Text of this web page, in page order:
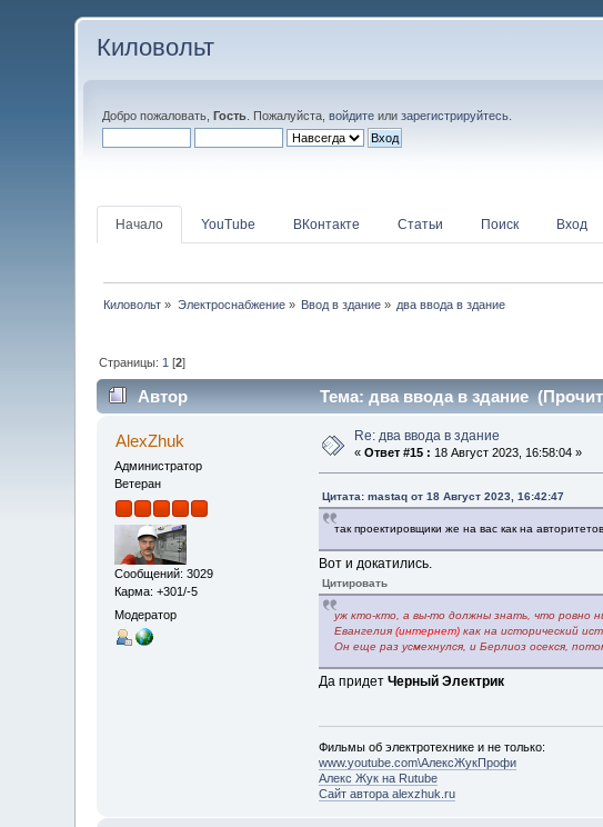
Киловольт
Добро пожаловать,Гость . Пожалуйста,войдите илизарегистрируйтесь
Начало YouTube ВКонтакте Статьи Поиск Вход
Киловольт » Электроснабжение» Ввод в здание » два ввода в здание
Страницы: 1 [2]
Автор Тема: два ввода в здание
AlexZhuk
Администратор
Ветеран
Сообщений: 3029
Карма: +301/-5
Модератор
Re: два ввода в здание
«Ответ #15 : 18 Август 2023, 16:58:04 »
Цитата: mastaq от 18 Август 2023, 16:42:47
так проектировщики же на вас как на
Вот и докатились.
Цитировать
уж кто-кто, а вы-то должны знать, что ровно
Евангелия (интернет)как на исторический
Он еще раз усмехнулся, и Берлиоз осекся,
Да придетЧерный Электрик
Фильмы об электротехнике и не только:
www.youtube.com\АлексЖукПрофи
Алекс Жук на Rutube
Сайт автора alexzhuk.ru